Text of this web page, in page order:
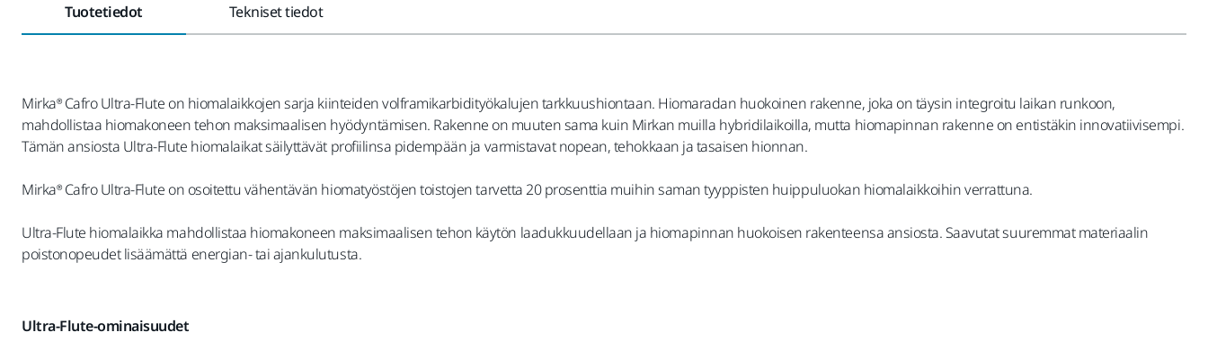
Tuotetiedot Tekniset tiedot
Mirka® Cafro Ultra-Flute on hiomalaikkojen sarja kiinteiden volframikarbidityökalujen tarkkuushiontaan. Hiomaradan huokoinen rakenne, joka on täysin integroitu laikan runkoon,
mahdollistaa hiomakoneen tehon maksimaalisen hyödyntämisen. Rakenne on muuten sama kuin Mirkan muilla hybridilaikoilla, mutta hiomapinnan rakenne on entistäkin innovatiivisempi.
Tämän ansiosta Ultra-Flute hiomalaikat säilyttävät profiilinsa pidempään ja varmistavat nopean, tehokkaan ja tasaisen hionnan.
Mirka® Cafro Ultra-Flute on osoitettu vähentävän hiomatyöstöjen toistojen tarvetta 20 prosenttia muihin saman tyyppisten huippuluokan hiomalaikkoihin verrattuna.
Ultra-Flute hiomalaikka mahdollistaa hiomakoneen maksimaalisen tehon käytön laadukkuudellaan ja hiomapinnan huokoisen rakenteensa ansiosta. Saavutat suuremmat materiaalin
poistonopeudet lisäämättä energian- tai ajankulutusta.
Ultra-Flute-ominaisuudet